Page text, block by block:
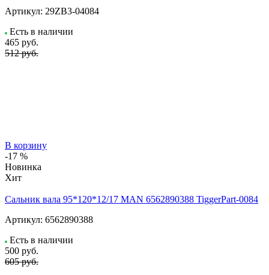
Артикул: 29ZB3-04084
Есть в наличии
465 руб.
512 руб.
В корзину
-17 %
Новинка
Хит
Сальник вала 95*120*12/17 MAN 6562890388 TiggerPart-0084
Артикул: 6562890388
Есть в наличии
500 руб.
605 руб.